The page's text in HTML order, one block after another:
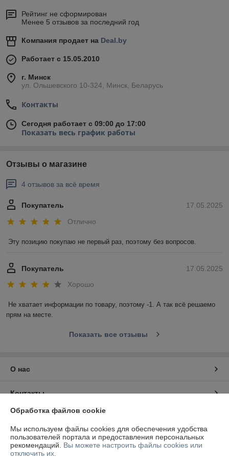
Рейтинг не сформирован
Менее 5 отзывов за последний год
Компания продает на Deal.by
Работает с 15.05.2010
г. Минск
ул. Ольшевского 10-324, Минск, Беларусь
Контакты
Сегодня работает с 09:00 до 17:00
Показать весь график работы
Отзывы о магазине
4 отзывов за всё время
17.05.2025
Покупатель
Отлично
Эту позицию покупаю не первый раз, поэтому без вопросов.
17.05.2025
Покупатель
Хорошо
Не хватает информации по товару, поэтому -1. А так всё решаемо
прям на месте.
Показать все отзывы
О нас
Контакты
Доставка и оплата
График работы
Обработка файлов cookie
Мы используем файлы cookies для обеспечения удобства
пользователей портала и предоставления персональных
рекомендаций. Вы можете настроить файлы cookies или
отключить их.